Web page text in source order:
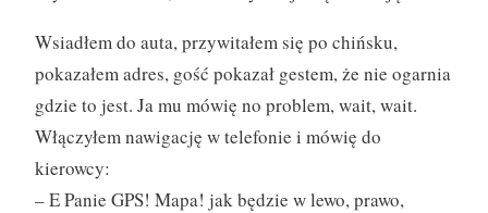
Wsiadłem do auta, przywitałem się po chińsku,
pokazałem adres, gość pokazał gestem, że nie ogarnia
gdzie to jest. Ja mu mówię no problem, wait, wait.
Włączyłem nawigację w telefonie i mówię do
kierowcy:
– E Panie GPS! Mapa! jak będzie w lewo, prawo,